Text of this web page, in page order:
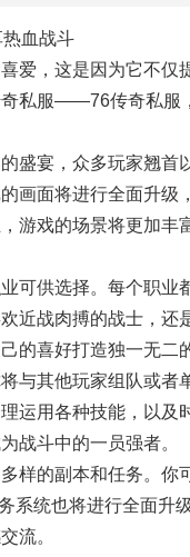
热血战斗
爱，这是因为它不
私服——76传奇私服
盛宴，众多玩家翘首
画面将进行全面升
游戏的场景将更加
可供选择。每个职
近战肉搏的战士，
的喜好打造独一无二
与其他玩家组队或
运用各种技能，以及
战斗中的一员强者。
样的副本和任务。
系统也将进行全面升
流。